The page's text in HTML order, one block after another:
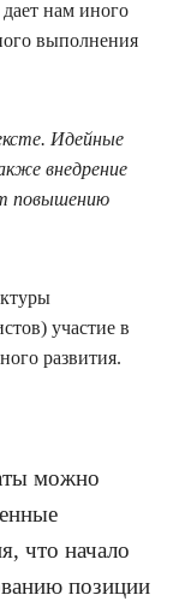
нам иного
выполнения
Идейные
внедрение
повышению
участие в
развития.
можно
что начало
позиции